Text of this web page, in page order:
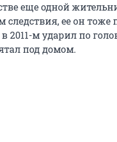
еще одной
ее он тоже
2011-м ударил по
под домом.